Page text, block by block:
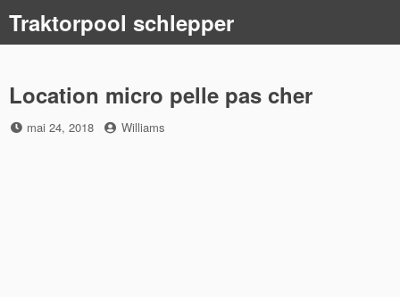
content
Traktorpool schlepper
Location micro pelle pas cher
Posted
mai 24, 2018 by
Williams